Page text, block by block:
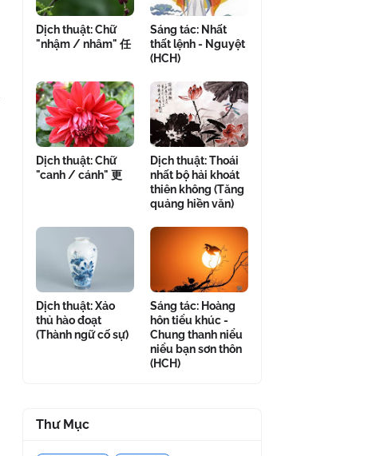
Dịch thuật: Chữ
"nhậm / nhâm" 任
Sáng tác: Nhất
thất lệnh - Nguyệt
(HCH)
Dịch thuật: Chữ
"canh / cánh" 更
Dịch thuật: Thoái
nhất bộ hải khoát
thiên không (Tăng
quảng hiền văn)
Dịch thuật: Xảo
thủ hào đoạt
(Thành ngữ cố sự)
Sáng tác: Hoàng
hôn tiểu khúc -
Chung thanh niểu
niểu bạn sơn thôn
(HCH)
Thư Mục